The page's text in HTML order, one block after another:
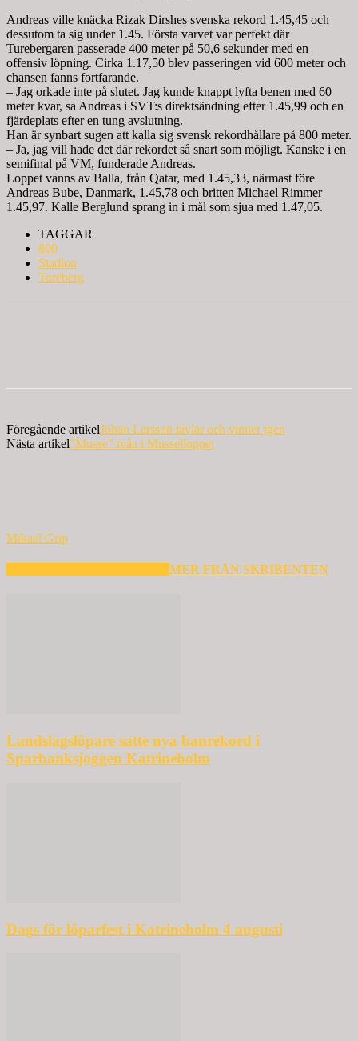
Andreas ville knäcka Rizak Dirshes svenska rekord 1.45,45 och
dessutom ta sig under 1.45. Första varvet var perfekt där
Turebergaren passerade 400 meter på 50,6 sekunder med en
offensiv löpning. Cirka 1.17,50 blev passeringen vid 600 meter och
chansen fanns fortfarande.
– Jag orkade inte på slutet. Jag kunde knappt lyfta benen med 60
meter kvar, sa Andreas i SVT:s direktsändning efter 1.45,99 och en
fjärdeplats efter en tung avslutning.
Han är synbart sugen att kalla sig svensk rekordhållare på 800 meter.
– Ja, jag vill hade det där rekordet så snart som möjligt. Kanske i en
semifinal på VM, funderade Andreas.
Loppet vanns av Balla, från Qatar, med 1.45,33, närmast före
Andreas Bube, Danmark, 1.45,78 och britten Michael Rimmer
1.45,97. Kalle Berglund sprang in i mål som sjua med 1.47,05.
TAGGAR
800
Stadion
Tureberg
Föregående artikelJohan Larsson tävlar och vinner igen
Nästa artikel”Musse” tvåa i Musselloppet
Mikael Grip
MER FRÅN SKRIBENTEN
Landslagslöpare satte nya banrekord i
Sparbanksjoggen Katrineholm
Dags för löparfest i Katrineholm 4 augusti